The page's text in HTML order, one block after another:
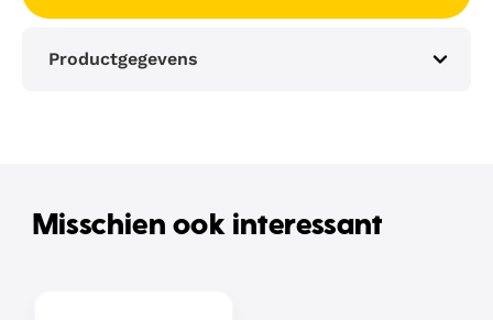
Productgegevens
Misschien ook interessant